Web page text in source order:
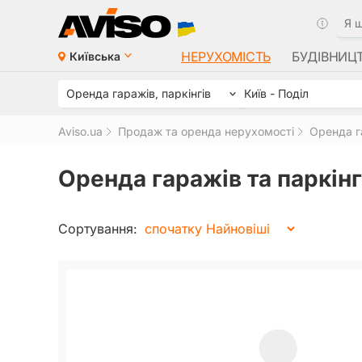
Київська НЕРУХОМІСТЬ
Оренда гаражів, паркінгів Київ - Поділ
Aviso.ua Продаж та оренда нерухомості Оренда
Оренда гаражів та
Сортування: